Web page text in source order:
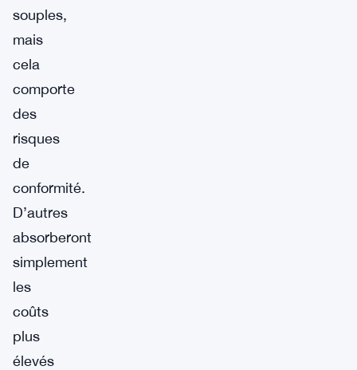
souples,
mais
cela
comporte
des
risques
de
conformité.
D’autres
absorberont
simplement
les
coûts
plus
élevés